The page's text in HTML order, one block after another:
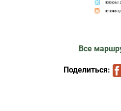
Все
Поделиться: